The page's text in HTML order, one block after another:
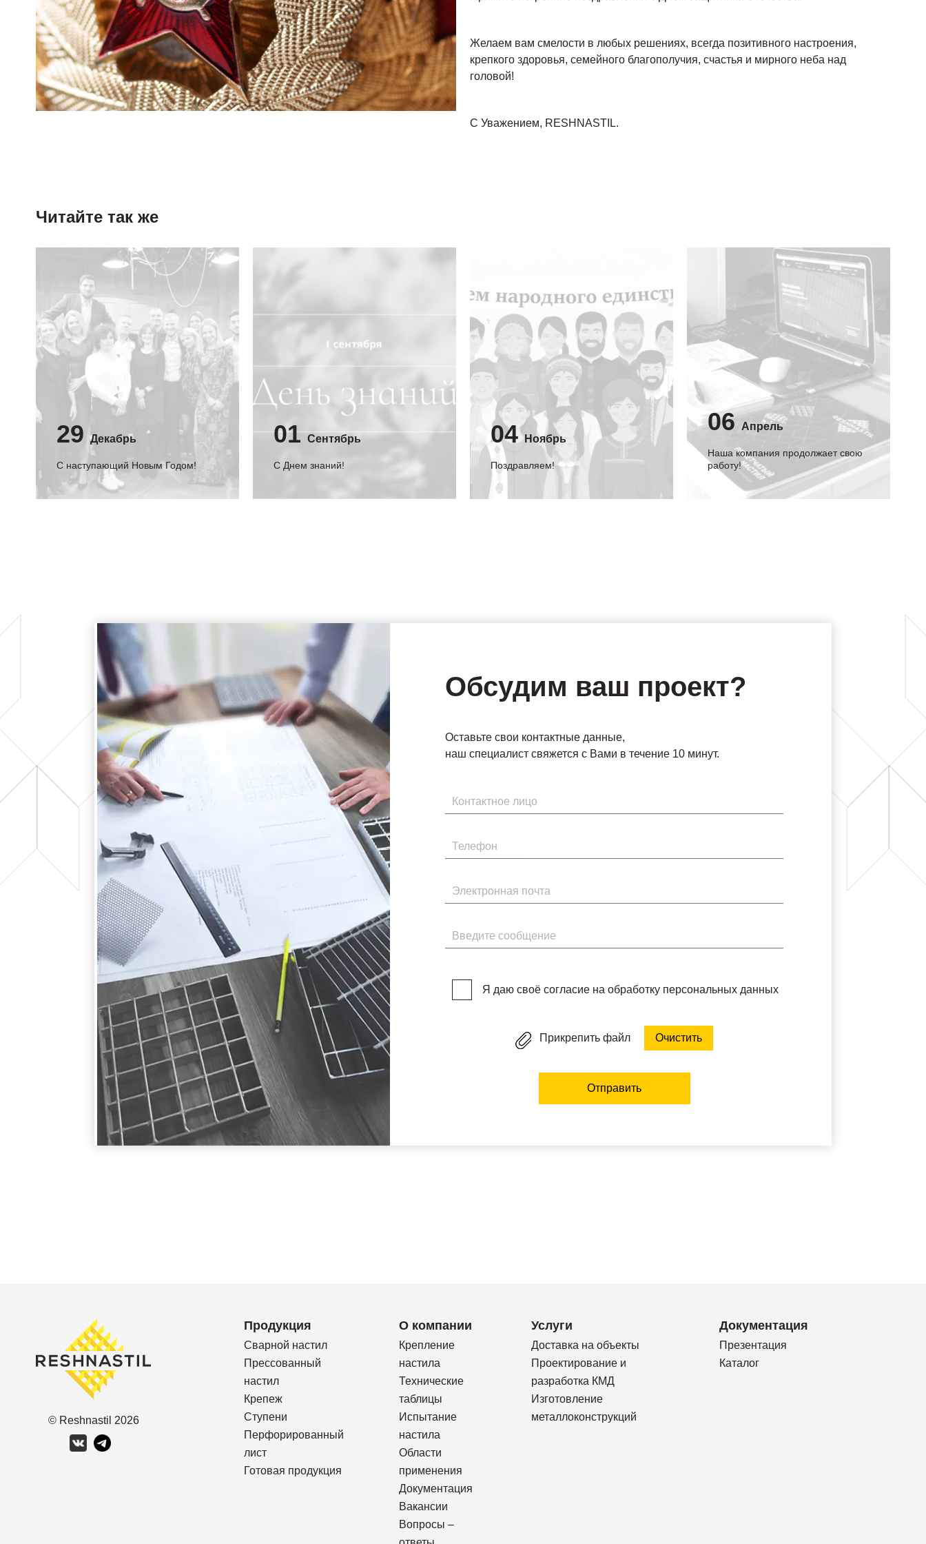
Желаем вам смелости в любых решениях, всегда позитивного настроения,
крепкого здоровья, семейного благополучия, счастья и мирного неба над
головой!
С Уважением, RESHNASTIL.
Читайте так же
29 Декабрь
С наступающий Новым Годом!
01 Сентябрь
C Днем знаний!
04 Ноябрь
Поздравляем!
06 Апрель
Наша компания продолжает свою
работу!
Обсудим ваш проект?
Оставьте свои контактные данные,
наш специалист свяжется с Вами в течение 10 минут.
Имя
Телефон
Электронная почта
Введите сообщение
Я даю своё согласие на обработку персональных данных
Прикрепить файл Очистить
Отправить
© Reshnastil 2026
Продукция
Сварной настил
Прессованный
настил
Крепеж
Ступени
Перфорированный
лист
Готовая продукция
О компании
Крепление
настила
Технические
таблицы
Испытание
настила
Области
применения
Документация
Вакансии
Вопросы –
Услуги
Доставка на объекты
Проектирование и
разработка КМД
Изготовление
металлоконструкций
Документация
Презентация
Каталог